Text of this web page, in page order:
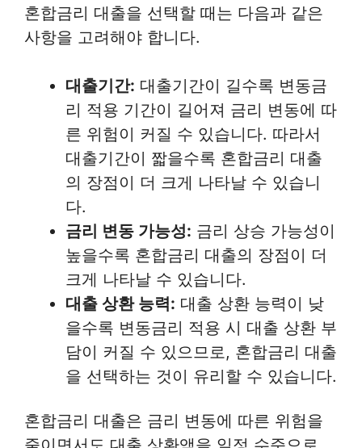
혼합금리 대출을 선택할 때는 다음과 같은
사항을 고려해야 합니다.
대출기간: 대출기간이 길수록 변동금
리 적용 기간이 길어져 금리 변동에 따
른 위험이 커질 수 있습니다. 따라서
대출기간이 짧을수록 혼합금리 대출
의 장점이 더 크게 나타날 수 있습니
다.
금리 변동 가능성: 금리 상승 가능성이
높을수록 혼합금리 대출의 장점이 더
크게 나타날 수 있습니다.
대출 상환 능력: 대출 상환 능력이 낮
을수록 변동금리 적용 시 대출 상환 부
담이 커질 수 있으므로, 혼합금리 대출
을 선택하는 것이 유리할 수 있습니다.
혼합금리 대출은 금리 변동에 따른 위험을